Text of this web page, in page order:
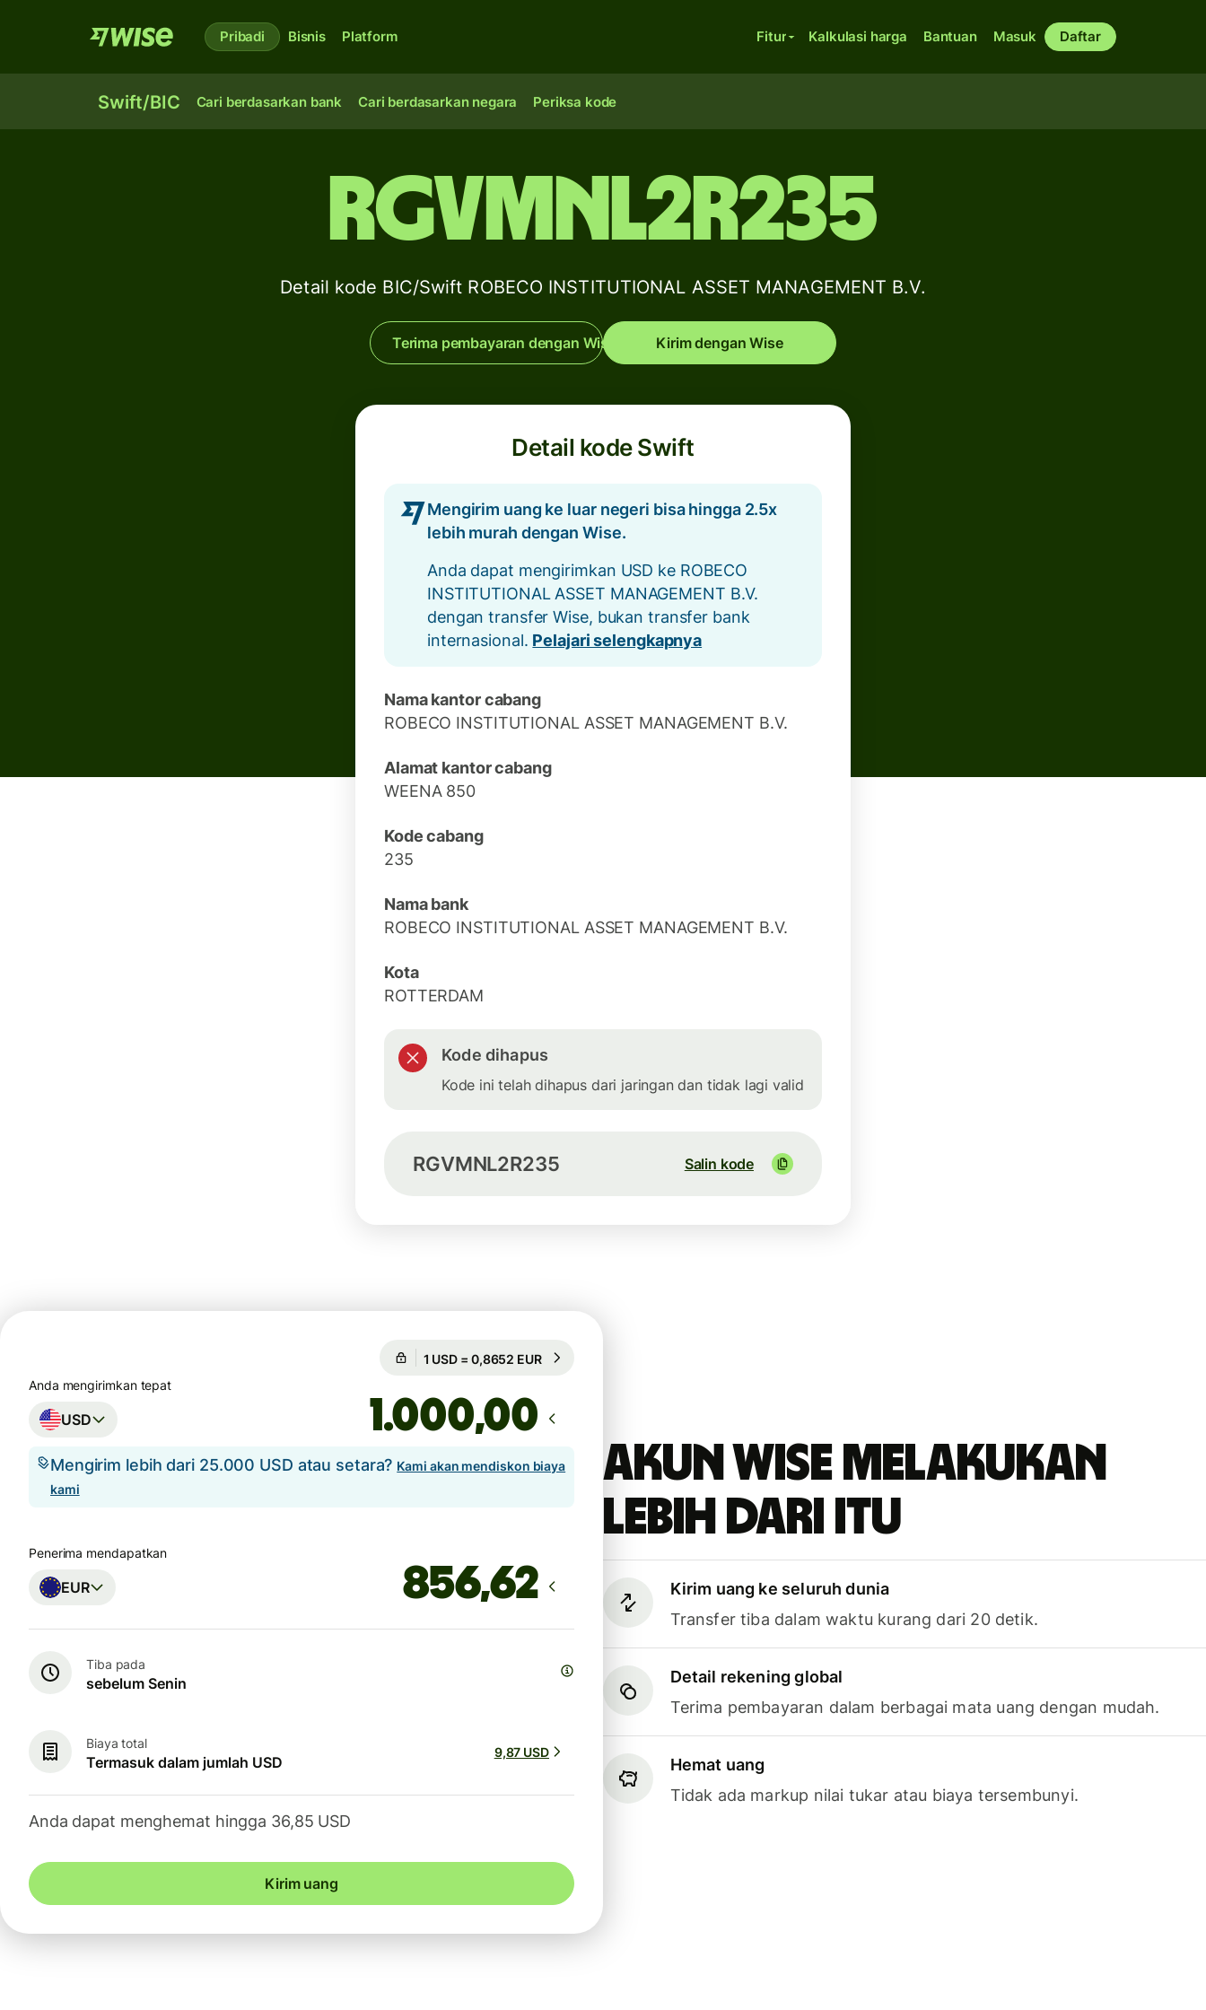
Pribadi Bisnis Platform Fitur Kalkulasi harga Bantuan Masuk Daftar
Swift/BIC Cari berdasarkan bank Cari berdasarkan negara Periksa kode
RGVMNL2R235
Detail kode BIC/Swift ROBECO INSTITUTIONAL ASSET MANAGEMENT B.V.
Terima pembayaran dengan Wise Kirim dengan Wise
Detail kode Swift
Mengirim uang ke luar negeri bisa hingga 2.5x
lebih murah dengan Wise.
Anda dapat mengirimkan USD ke ROBECO
INSTITUTIONAL ASSET MANAGEMENT B.V.
dengan transfer Wise, bukan transfer bank
internasional. Pelajari selengkapnya
Nama kantor cabang
ROBECO INSTITUTIONAL ASSET MANAGEMENT B.V.
Alamat kantor cabang
WEENA 850
Kode cabang
235
Nama bank
ROBECO INSTITUTIONAL ASSET MANAGEMENT B.V.
Kota
ROTTERDAM
Kode dihapus
Kode ini telah dihapus dari jaringan dan tidak lagi valid
RGVMNL2R235 Salin kode
Akun Wise melakukan
lebih dari itu
Kirim uang ke seluruh dunia
Transfer tiba dalam waktu kurang dari 20 detik.
Detail rekening global
Terima pembayaran dalam berbagai mata uang dengan mudah.
Hemat uang
Tidak ada markup nilai tukar atau biaya tersembunyi.
Dijamin selama 51h
Anda mengirimkan tepat
USD ,00
Mengirim lebih dari 25.000 USD atau setara? Kami akan mendiskon biaya
kami
Penerima mendapatkan
EUR
Tiba pada
sebelum Senin
Biaya total
Termasuk dalam jumlah USD
9,87 USD
Anda dapat menghemat hingga 36,85 USD
Kirim uang